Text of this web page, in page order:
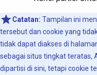
Catatan: Tampilan ini
tersebut dan cookie yang
tidak dapat diakses di
sebagai situs tingkat teratas,
dipartisi di sini, tetapi cookie